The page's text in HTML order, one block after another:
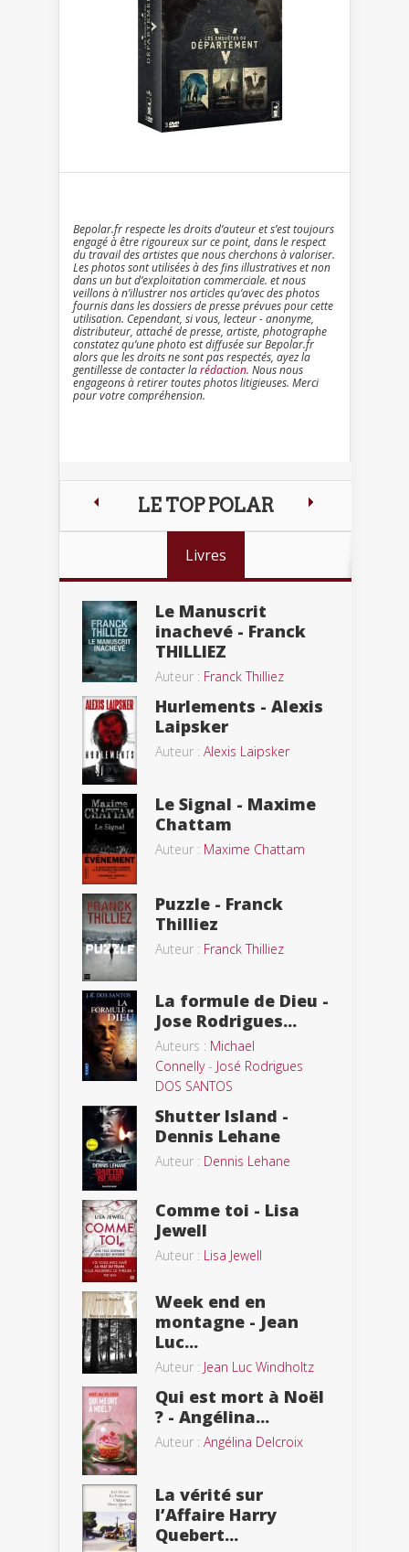
Bepolar.fr respecte les droits d’auteur et s’est toujours
engagé à être rigoureux sur ce point, dans le respect
du travail des artistes que nous cherchons à valoriser.
Les photos sont utilisées à des fins illustratives et non
dans un but d’exploitation commerciale. et nous
veillons à n’illustrer nos articles qu’avec des photos
fournis dans les dossiers de presse prévues pour cette
utilisation. Cependant, si vous, lecteur - anonyme,
distributeur, attaché de presse, artiste, photographe
constatez qu’une photo est diffusée sur Bepolar.fr
alors que les droits ne sont pas respectés, ayez la
gentillesse de contacter larédaction. Nous nous
engageons à retirer toutes photos litigieuses. Merci
pour votre compréhension.
LE TOP POLAR
Livres
Le Manuscrit
inachevé - Franck
THILLIEZ
Auteur : Franck Thilliez
Hurlements - Alexis
Laipsker
Auteur : Alexis Laipsker
Le Signal - Maxime
Chattam
Auteur : Maxime Chattam
Puzzle - Franck
Thilliez
Auteur : Franck Thilliez
La formule de Dieu -
Jose Rodrigues...
Auteurs : Michael
Connelly- José Rodrigues
DOS SANTOS
Shutter Island -
Dennis Lehane
Auteur : Dennis Lehane
Comme toi - Lisa
Jewell
Auteur : Lisa Jewell
Week end en
montagne - Jean
Luc...
Auteur : Jean Luc Windholtz
Qui est mort à Noël
? - Angélina...
Auteur : Angélina Delcroix
La vérité sur
l’Affaire Harry
Quebert...